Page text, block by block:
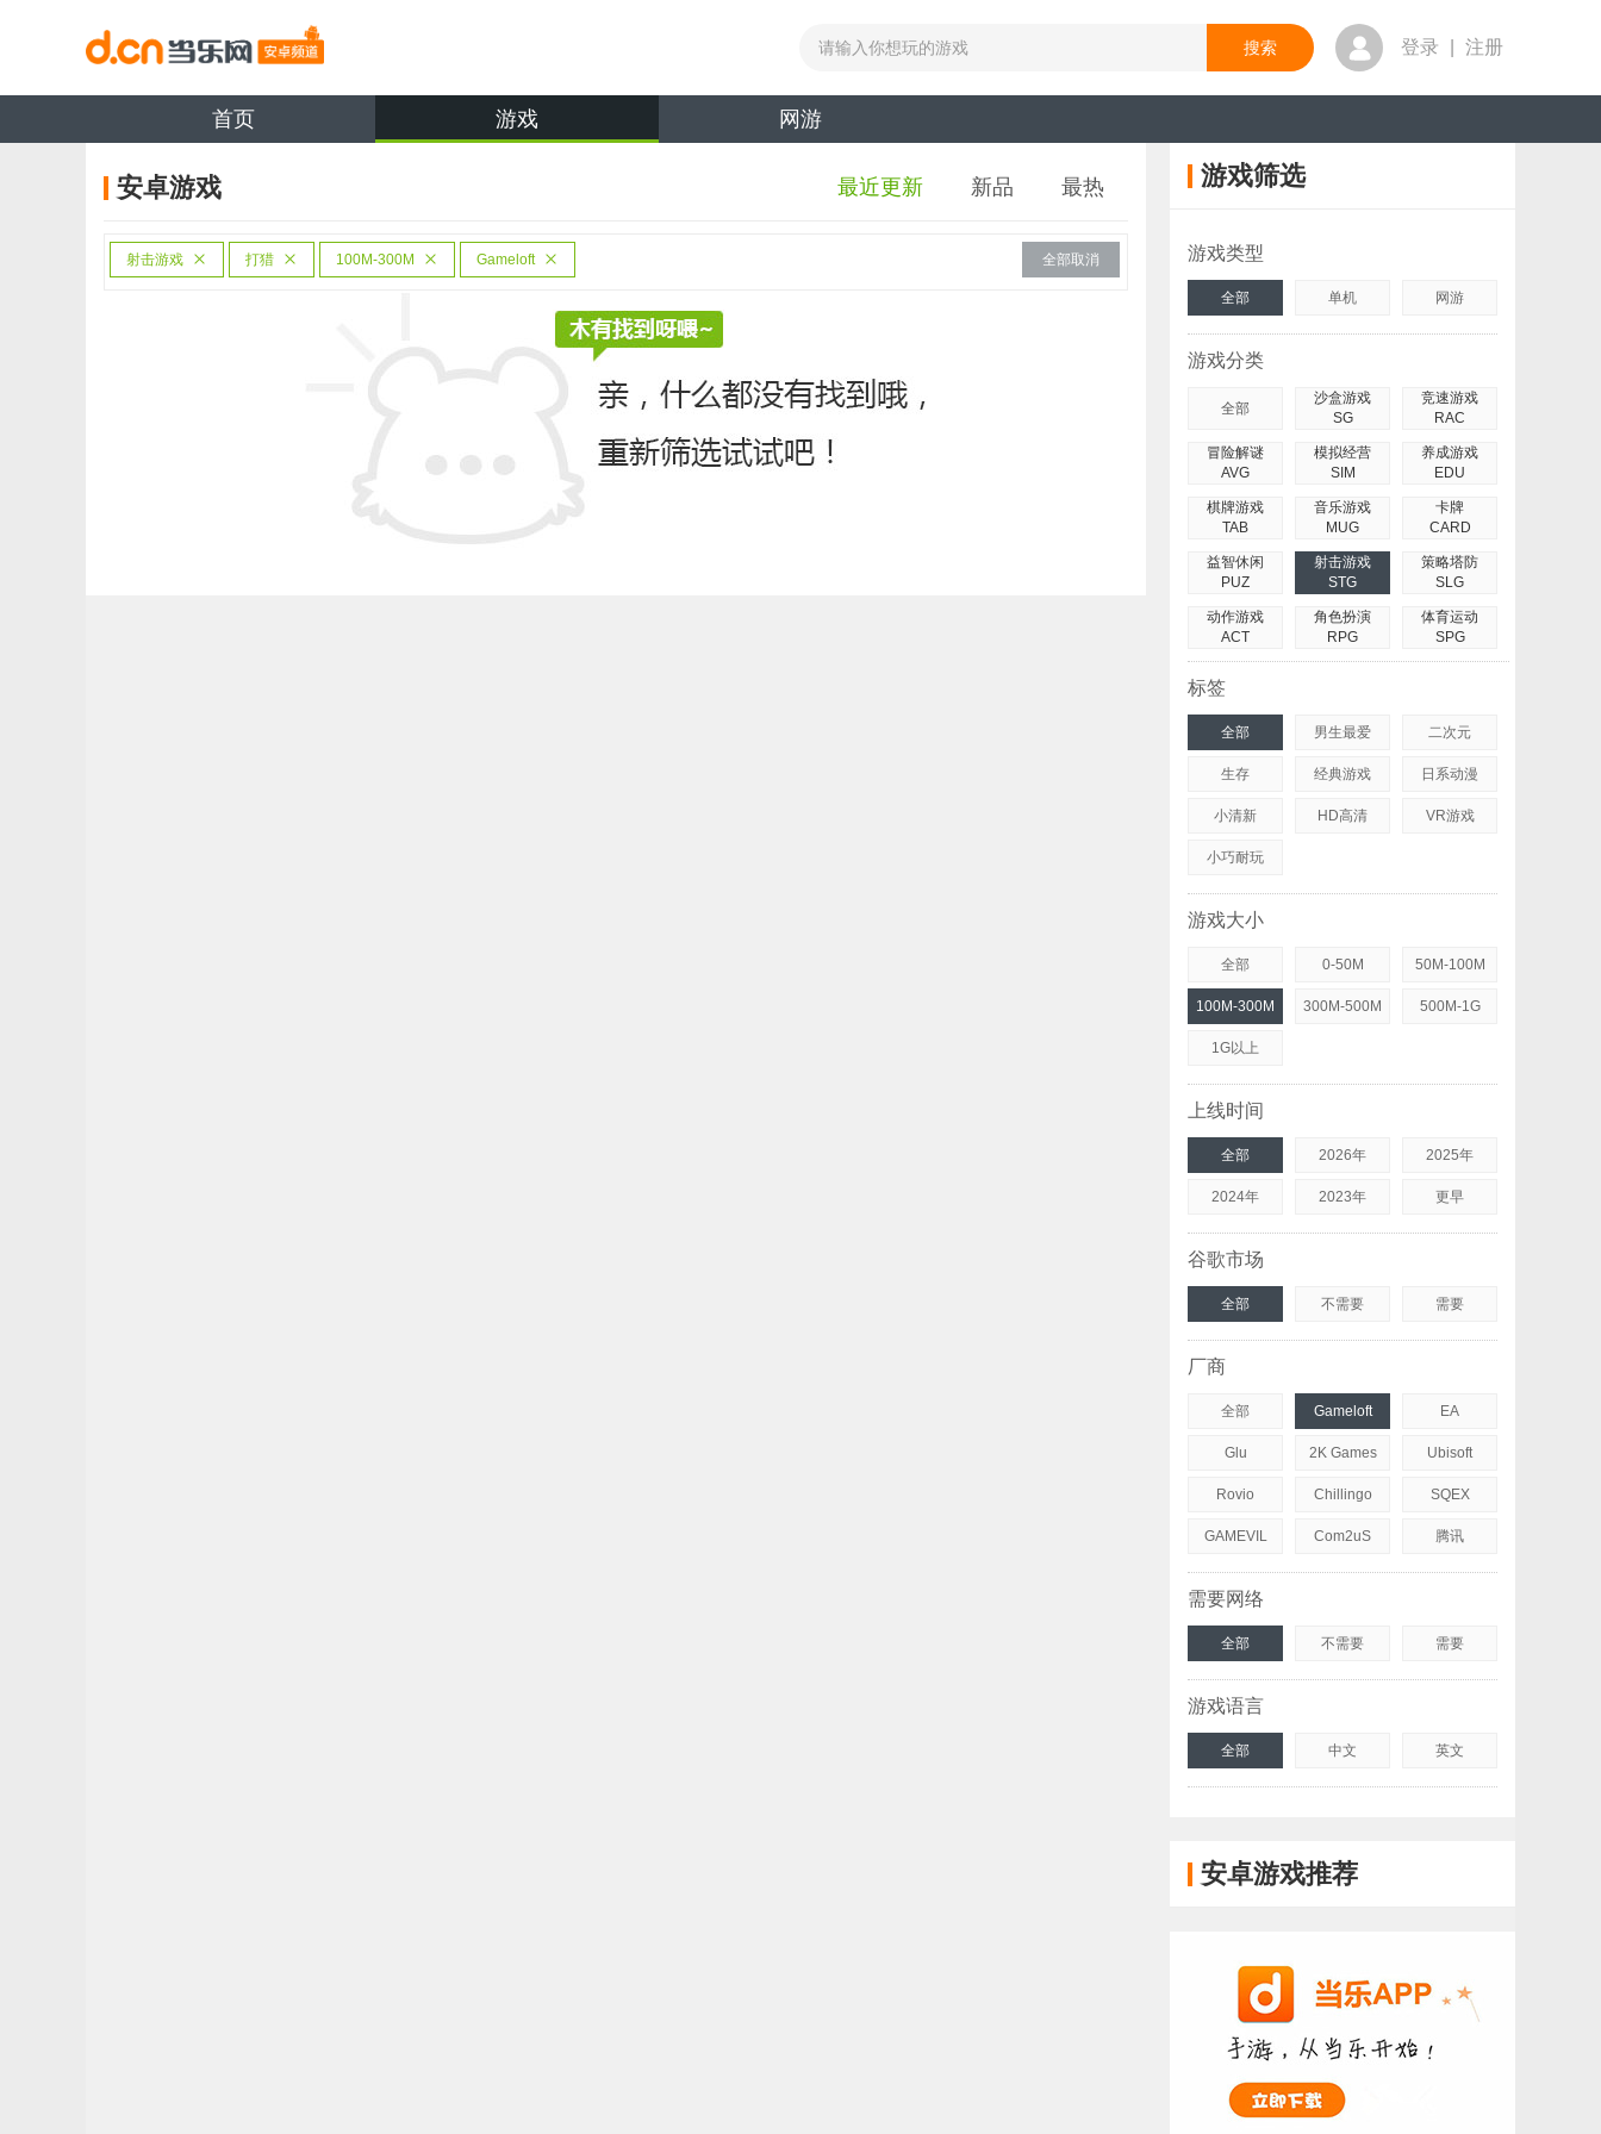
登录 注册
首页 游戏 网游
安卓游戏 最近更新 新品 最热
射击游戏 打猎 100M-300M Gameloft 全部取消
游戏筛选
游戏类型
全部 单机 网游
游戏分类
全部
沙盒游戏
SG
竞速游戏
RAC
冒险解谜
AVG
模拟经营
SIM
养成游戏
EDU
棋牌游戏
TAB
音乐游戏
MUG
卡牌
CARD
益智休闲
PUZ
射击游戏
STG
策略塔防
SLG
动作游戏
ACT
角色扮演
RPG
体育运动
SPG
标签
全部 男生最爱 二次元
生存 经典游戏 日系动漫
小清新 HD高清 VR游戏
小巧耐玩
游戏大小
全部 0-50M 50M-100M
100M-300M 300M-500M 500M-1G
1G以上
上线时间
全部 2026年 2025年
2024年 2023年 更早
谷歌市场
全部 不需要 需要
厂商
全部 Gameloft EA
Glu 2K Games Ubisoft
Rovio Chillingo SQEX
GAMEVIL Com2uS 腾讯
需要网络
全部 不需要 需要
游戏语言
全部 中文 英文
安卓游戏推荐